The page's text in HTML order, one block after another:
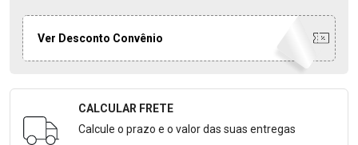
Ver Desconto Convênio
Formulário para Calcular o Frete
CALCULAR FRETE
Calcule o prazo e o valor das suas entregas